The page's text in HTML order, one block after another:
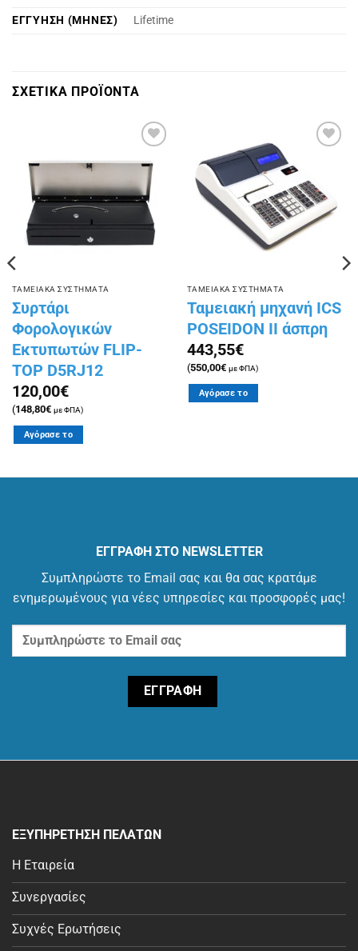
ΕΓΓΥΗΣΗ (ΜΗΝΕΣ)
Lifetime
ΣΧΕΤΙΚΑ ΠΡΟΪΟΝΤΑ
στην
λίστα
επιθυμιών
ΤΑΜΕΙΑΚΑ ΣΥΣΤΗΜΑΤΑ
Συρτάρι
Φορολογικών
Εκτυπωτών FLIP-
TOP D5RJ12
120,00€
(148,80€ με ΦΠΑ)
Αγόρασε το
λίστα
επιθυμιών
ΤΑΜΕΙΑΚΑ ΣΥΣΤΗΜΑΤΑ
Ταμειακή μηχανή ICS
POSEIDON II άσπρη
443,55€
(550,00€ με ΦΠΑ)
Αγόρασε το
ΕΓΓΡΑΦΗ ΣΤΟ NEWSLETTER
Συμπληρώστε το Email σας και θα σας κρατάμε
ενημερωμένους για νέες υπηρεσίες και προσφορές μας!
ΕΞΥΠΗΡΕΤΗΣΗ ΠΕΛΑΤΩΝ
Η Εταιρεία
Συνεργασίες
Συχνές Ερωτήσεις